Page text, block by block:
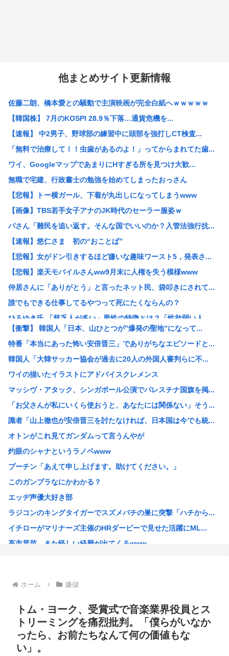
他まとめサイト更新情報
佐藤二朗、橋本愛との騒動で主演映画が完全白紙へｗｗｗｗｗ
【韓国株】 7月のKOSPI 28.9％下落…通貨危機を...
【速報】 中2男子、野球部の練習中に頭部を強打しCT検査...
「無料で治療して！！虫歯があるのよ！」ってからまれてた歯...
ワイ、GoogleマップであまりにΗすぎる所を見つけ大歓...
無職で宅建、行政書士の勉強を始めてしまったおっさん
【悲報】トー横ガール、下着が丸出しになってしまうwww
【画像】TBS若手女子アナのJK時代のセーラー服姿ｗ
パさん「難民を追い返す。そんな国でいいのか？入管法強行抗...
【速報】悠仁さま 初の“おことば”
【悲報】女がドン引きするほど嫌いな趣味ワースト5，発表さ...
【悲報】楽天モバイルさんww9月末に人権を失う模様www
仲居さんに「ありがとう」と言ったネット民、袋叩きにされて...
誰でもできる仕事してるやつって死にたくならんの？
ひろゆき氏 「貧乏人が多い」男性の特徴とは？「性欲弱い人...
【悲報】17歳で無期懲役になった奴のご尊顔、ガチで怖い
【セール】牛丼！松屋の牛めし、豚めし、カレー、うなぎ、と...
【画像】快活CLUB、快活カレーを注文したのに快活カレー...
み い ちゃん枠審判員、大誤審の試合後涙ぐみながら謝罪
39独身女性ってもう人生詰んでんか？
【衝撃映像】インドの暴走族、レベチwww怖すぎる…
これどういうこと？池袋暴走事故の捜査陣営、飯塚幸三受刑者...
【悲報】 中国、橋の欄干が強風一発で粉々に 鉄筋ゼロ 当...
【画像】Hすぎるヒッチハイカー、見つかる
【くら寿司】アイドル「閉店間際、ネタの量バグ」←こんなこ...
【画像】SOD女子社員の休日デート、撮られるｗｗｗ
中国「大洪水！」三峡ダム「9門開放！（全力放流」中国都市...
高市総理「物価上昇を上回る賃上げを日本に定着させる」 →...
38歳格闘家さん「批判覚悟で言います。10代の彼女と結婚...
【衝撃】 韓国人「日本、山ひとつが”爆発の聖地”になって...
特番「本当にあった怖い安倍晋三」でありがちなエピソードと...
韓国人「大韓サッカー協会が過去に20人の外国人審判らに不...
ワイの描いたイラストにアドバイスクレメンス
マッシヴ・アタック、シンガポール公演でパレスチナ国旗を掲...
「お父さんが私にいくら使おうと、あなたには関係ない」そう...
識者「山上徹也が安倍晋三を討たなければ、日本国は今でも統...
オトンがこれ見てガンダムって言うんやが
灼眼のシャナというラノベwww
プーチン「あえて申し上げます。助けてください。」
このガンプラなにかわかる？
エッヂ声優大好き部
ラジコンのキングタイガーでスズメバチの巣に突撃「ハチから...
イチローがマリナーズ主催のHRダービーで見せた活躍にML...
高市早苗、また怪しい経歴が出てくるwww
デスノートの魅上照がめっちゃ好きなんだが
韓国人「最近の日本アニメ業界の勢力図を変えたと言われる作...
靖国神社、自衛官以外の軍服を禁止「コスプレは英霊を侮辱」
エ口漫画描いたんだけどpixivで誰も見ない
AI扱いされた絵師、筆を折る
ホーム 嫌儲
トム・ヨーク、受賞式で音楽業界役員とス
トリーミングを痛烈批判。「僕らがいなか
ったら、お前たちなんて何の価値もな
い」。